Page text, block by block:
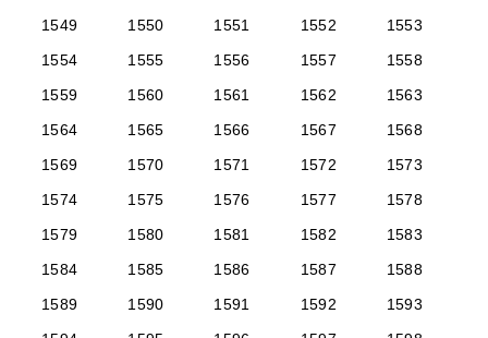
1549
1550 1551 1552
1553
1554
1555 1556 1557
1558
1559
1560 1561 1562
1563
1564
1565 1566 1567
1568
1569
1570 1571 1572
1573
1574
1575 1576 1577
1578
1579
1580 1581 1582
1583
1584
1585 1586 1587
1588
1589
1590 1591 1592
1593